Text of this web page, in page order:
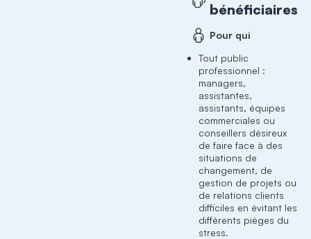
bénéficiaires
Pour qui
Tout public
professionnel :
managers,
assistantes,
assistants, équipes
commerciales ou
conseillers désireux
de faire face à des
situations de
changement, de
gestion de projets ou
de relations clients
difficiles en évitant les
différents pièges du
stress.